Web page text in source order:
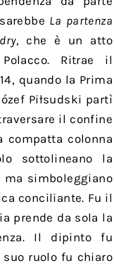
La partenza
, che è un atto
Ritrae il
quando la Prima
Piłsudski partì
il confine
compatta colonna
sottolineano la
ma simboleggiano
conciliante. Fu il
prende da sola la
Il dipinto fu
suo ruolo fu chiaro